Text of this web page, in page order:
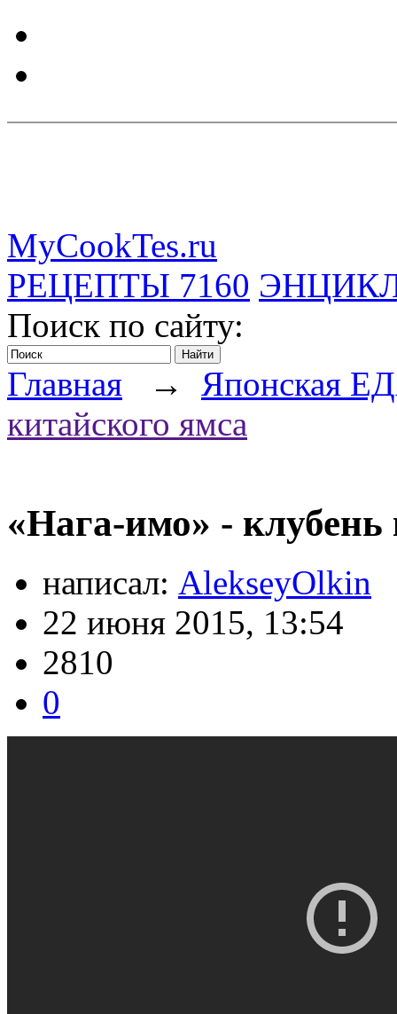
MyCookTes.ru
РЕЦЕПТЫ 7160
Поиск по сайту:
Главная → Японская
китайского ямса
«Нага-имо» - клубень
написал: AlekseyOlkin
22 июня 2015, 13:54
2810
0